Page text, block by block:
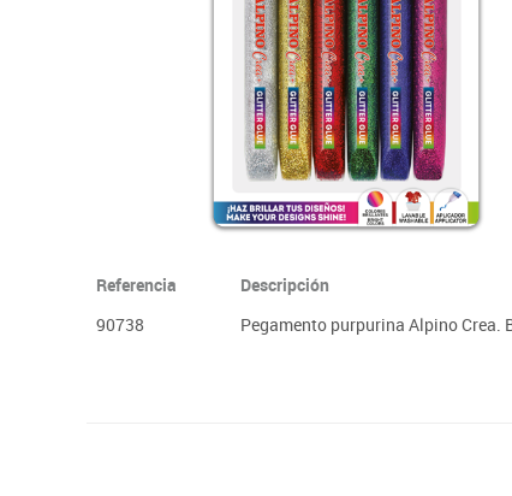
Papel y manipulados
Referencia Descripción
90738
Pegamento purpurina Alpino Crea.